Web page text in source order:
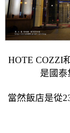
HOTE COZZI
是國
當然飯店是從